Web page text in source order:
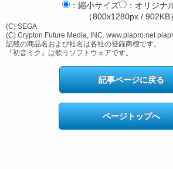
：縮小サイズ
：オリジナ
（800x1280px / 902KB）
(C) SEGA
(C) Crypton Future Media, INC. www.piapro.net
記載の商品名および社名は各社の登録商標です。
『初音ミク』は歌うソフトウェアです。
記事ページに戻る
ページトップへ